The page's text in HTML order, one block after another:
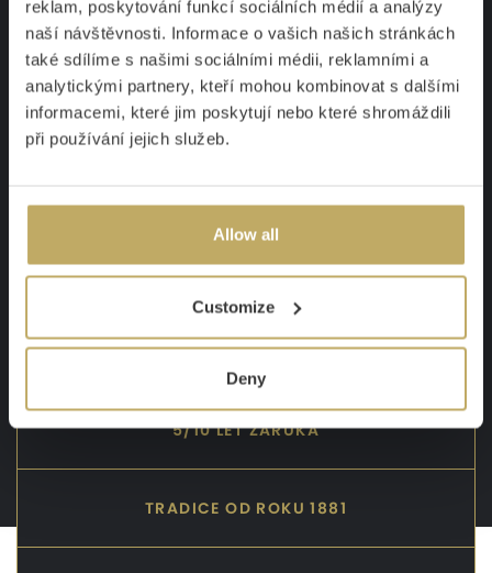
reklam, poskytování funkcí sociálních médií a analýzy
naší návštěvnosti. Informace o vašich našich stránkách
také sdílíme s našimi sociálními médii, reklamními a
analytickými partnery, kteří mohou kombinovat s dalšími
informacemi, které jim poskytují nebo které shromáždili
při používání jejich služeb.
Allow all
Customize
Deny
i rukojeť. Správné skladování nožů, například v našem
dřevěném bloku Porkert, zajišťuje jejich bezpečnost a
ochranu před otupením či poškozením.
Cesta k perfektnímu krájení
Ať už se rozhodnete pro kuchařský nůž
je určen pro profesionály, kteří potřebují výkon a odolnost.
Oba nože jsou zárukou kvality, které se stanou vašimi
spolehlivými pomocníky na mnoho let.
5/10 LET ZÁRUKA
TRADICE OD ROKU 1881